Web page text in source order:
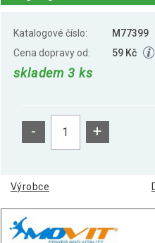
MOVIT Jóga
MOVIT Jóga
Katalogové číslo:
M77399
Cena dopravy od:
59 Kč
skladem 3 ks
- +
Výrobce